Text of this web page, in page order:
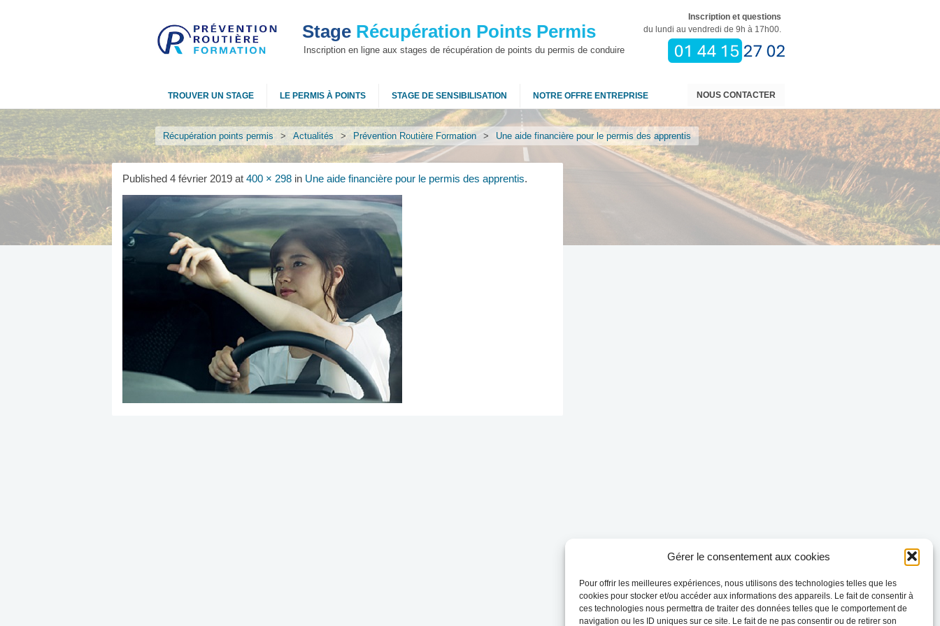
Gérer le consentement aux cookies
Pour offrir les meilleures expériences, nous utilisons des technologies telles que les
cookies pour stocker et/ou accéder aux informations des appareils. Le fait de consentir à
ces technologies nous permettra de traiter des données telles que le comportement de
navigation ou les ID uniques sur ce site. Le fait de ne pas consentir ou de retirer son
Stage Récupération Points Permis
Inscription en ligne aux stages de récupération de points du permis de conduire
Inscription et questions
du lundi au vendredi de 9h à 17h00.
NOUS CONTACTER
TROUVER UN STAGE LE PERMIS À POINTS STAGE DE SENSIBILISATION NOTRE OFFRE ENTREPRISE
Récupération points permis > Actualités > Prévention Routière Formation > Une aide financière pour le permis des apprentis
Published 4 février 2019 at 400 × 298 in Une aide financière pour le permis des apprentis.